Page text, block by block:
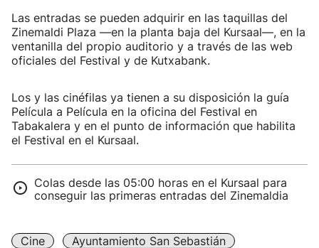
Las entradas se pueden adquirir en las taquillas del
Zinemaldi Plaza —en la planta baja del Kursaal—, en la
ventanilla del propio auditorio y a través de las web
oficiales del Festival y de Kutxabank.
Los y las cinéfilas ya tienen a su disposición la guía
Película a Película en la oficina del Festival en
Tabakalera y en el punto de información que habilita
el Festival en el Kursaal.
Colas desde las 05:00 horas en el Kursaal para
conseguir las primeras entradas del Zinemaldia
Cine
Ayuntamiento San Sebastián